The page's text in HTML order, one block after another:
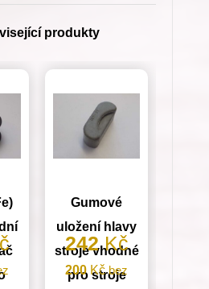
produkty
Gumové
uložení hlavy
stroje vhodné
pro stroje
242Kč
200 Kčbez